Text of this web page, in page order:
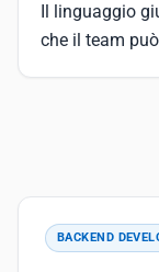
Il linguaggio
che il team
BACKEND